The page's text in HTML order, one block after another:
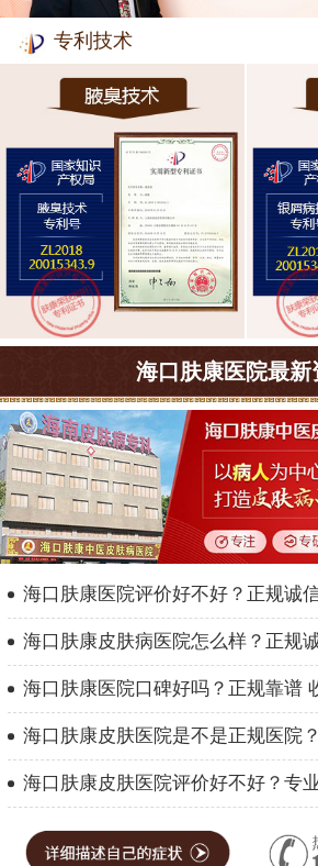
专利技术
海口肤康医院最新
海口肤康医院评价好不好？正规诚
海口肤康皮肤病医院怎么样？正规
海口肤康医院口碑好吗？正规靠谱
海口肤康皮肤医院是不是正规医院
海口肤康皮肤医院评价好不好？专